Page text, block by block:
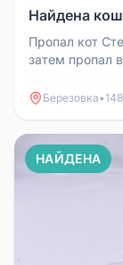
Найдена
Пропал кот
затем пропал
Березовка•
НАЙДЕНА